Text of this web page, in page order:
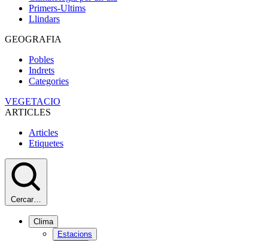
Primers-Ultims
Llindars
GEOGRAFIA
Pobles
Indrets
Categories
VEGETACIO
ARTICLES
Articles
Etiquetes
Cercar…
Clima
Estacions